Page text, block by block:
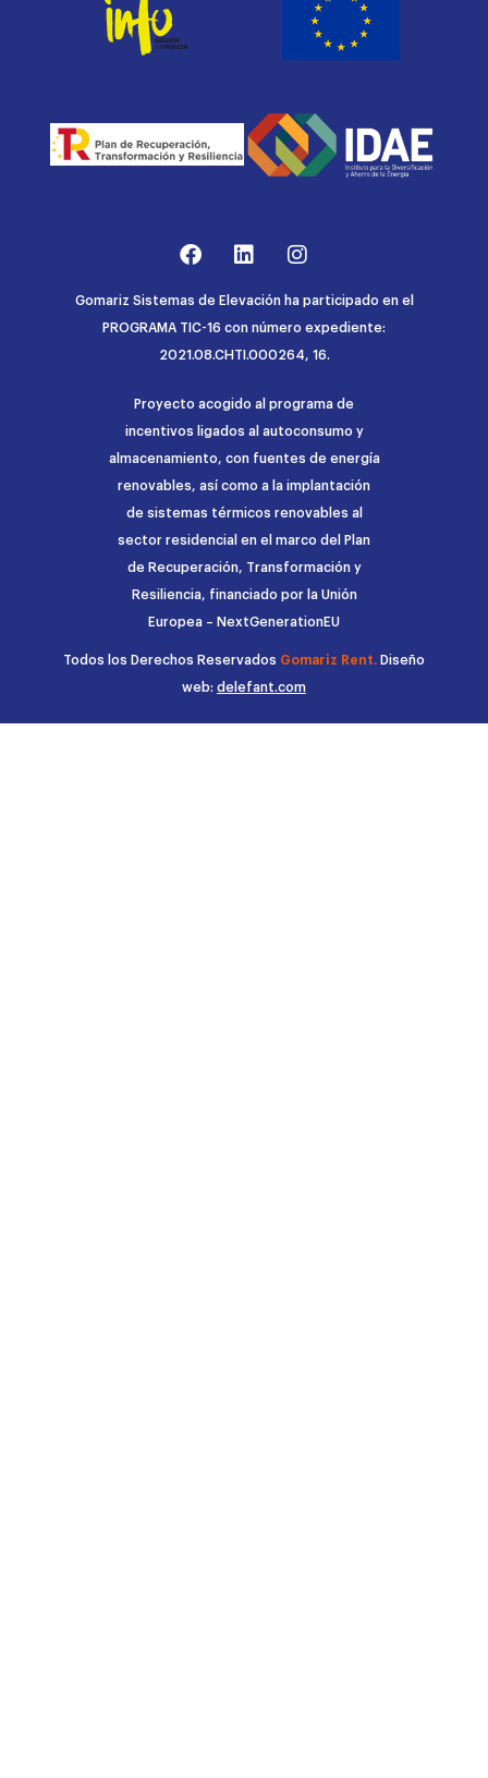
Gomariz Sistemas de Elevación ha participado en el
PROGRAMA TIC-16 con número expediente:
2021.08.CHTI.000264, 16.
Proyecto acogido al programa de
incentivos ligados al autoconsumo y
almacenamiento, con fuentes de energía
renovables, así como a la implantación
de sistemas térmicos renovables al
sector residencial en el marco del Plan
de Recuperación, Transformación y
Resiliencia, financiado por la Unión
Europea – NextGenerationEU
Todos los Derechos Reservados Gomariz Rent. Diseño
web: delefant.com